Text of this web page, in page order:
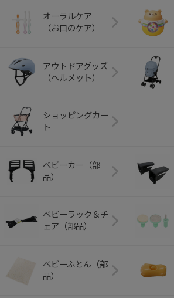
オーラルケア
（お口のケア）
アウトドアグッズ
（ヘルメット）
ショッピングカー
ト
ベビーカー（部
品）
ベビーラック＆チ
ェア（部品）
ベビーふとん（部
品）